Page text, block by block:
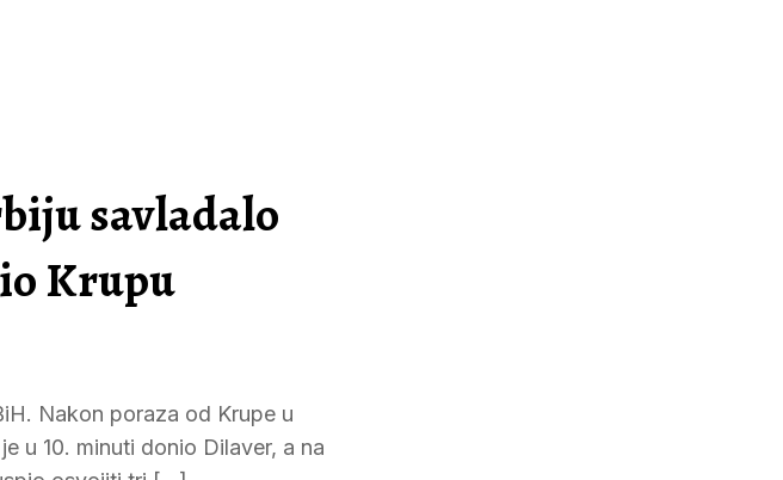
savladalo
Krupu
Nakon poraza od Krupe u
u 10. minuti donio Dilaver, a na